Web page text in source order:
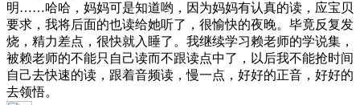
明……哈哈，妈妈可是知道哟，因为妈妈有认真的读，应宝贝
要求，我将后面的也读给她听了，很愉快的夜晚。毕竟反复发
烧，精力差点，很快就入睡了。我继续学习赖老师的学说集，
被赖老师的不能只自己读而不跟读点中了，以后我不能抢时间
自己去快速的读，跟着音频读，慢一点，好好的正音，好好的
去领悟。